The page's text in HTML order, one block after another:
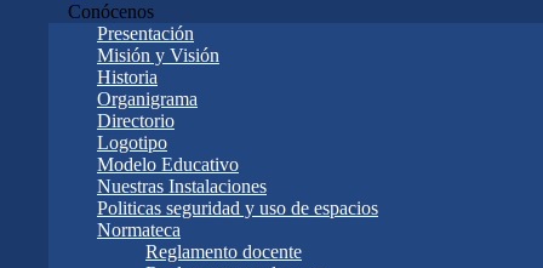
Conócenos
Presentación
Misión y Visión
Historia
Organigrama
Directorio
Logotipo
Modelo Educativo
Nuestras Instalaciones
Politicas seguridad y uso de espacios
Normateca
Reglamento docente